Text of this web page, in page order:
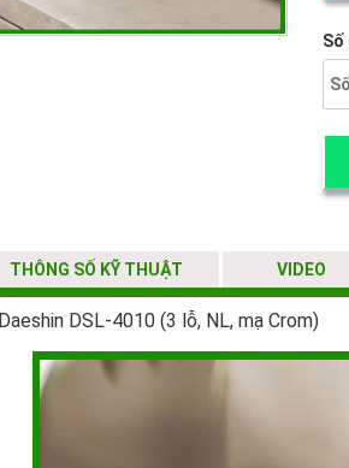
Số
THÔNG SỐ KỸ THUẬT VIDEO
DSL-4010 (3 lỗ, NL, mạ Crom)